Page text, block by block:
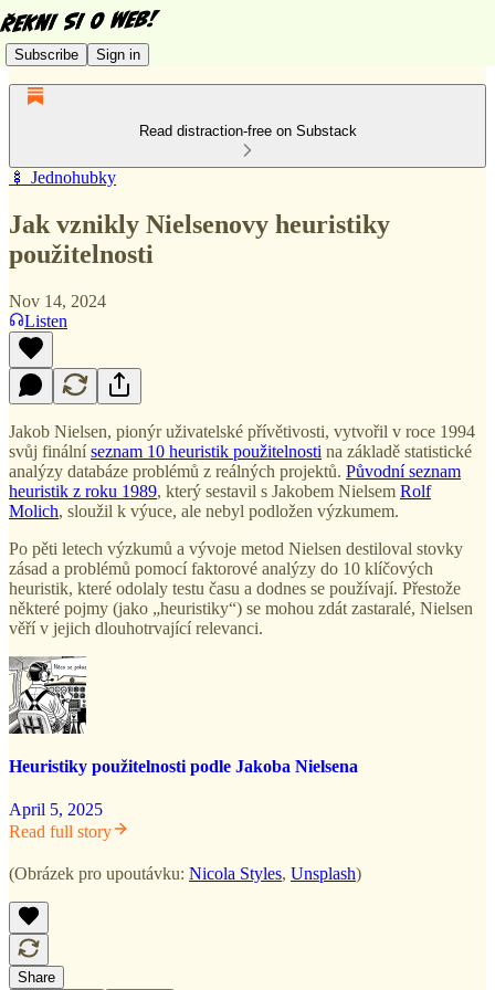
Subscribe Sign in
Read distraction-free on Substack
🍢 Jednohubky
Jak vznikly Nielsenovy heuristiky
použitelnosti
Nov 14, 2024
Listen
Jakob Nielsen, pionýr uživatelské přívětivosti, vytvořil v roce 1994
svůj finálníseznam 10 heuristik použitelnosti na základě statistické
analýzy databáze problémů z reálných projektů. Původní seznam
heuristik z roku 1989, který sestavil s Jakobem Nielsem Rolf
Molich, sloužil k výuce, ale nebyl podložen výzkumem.
Po pěti letech výzkumů a vývoje metod Nielsen destiloval stovky
zásad a problémů pomocí faktorové analýzy do 10 klíčových
heuristik, které odolaly testu času a dodnes se používají. Přestože
některé pojmy (jako „heuristiky“) se mohou zdát zastaralé, Nielsen
věří v jejich dlouhotrvající relevanci.
Heuristiky použitelnosti podle Jakoba Nielsena
April 5, 2025
Read full story
(Obrázek pro upoutávku: Nicola Styles, Unsplash)
Share